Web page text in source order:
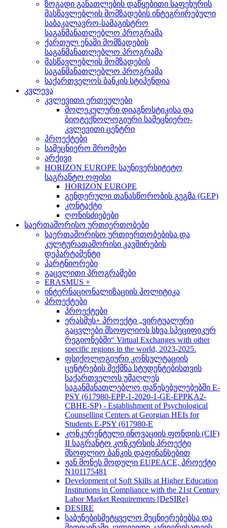
ზოგადი განათლების დაწყებითი საფეხურის
მასწავლებლის მომზადების ინტეგრირებული
საბაკალავრო-სამაგისტრო
საგანმანათლებლო პროგრამა
ქართულ ენაში მომზადების
საგანმანათლებლო პროგრამა
მასწავლებლის მომზადების
საგანმანათლებლო პროგრამა
საქართველოს ბანკის სტიპენდია
კვლევა
კვლევითი ერთეულები
მოლეკულური დიაგნოსტიკისა და
ბიოტექნოლოგიური სამეცნიერო-
კვლევითი ცენტრი
პროექტები
სამეცნიერო შრომები
არქივი
HORIZON EUROPE საუნივერსიტეტო
საგრანტო ოფისი
HORIZON EUROPE
გენდერული თანასწორობის გეგმა (GEP)
კონტაქტი
ღონისძიებები
საერთაშორისო ურთიერთობები
საერთაშორისო ურთიერთობებისა და
კულტურათაშორისი კავშირების
დეპარტამენტი
პარტნიორები
გაცვლითი პროგრამები
ERASMUS +
ინტერნაციონალიზაციის პოლიტიკა
პროექტები
პროექტები
ერასმუს+ პროექტი „ვირტუალური
გაცვლები მსოფლიოს სხვა სპეციფიკურ
რეგიონებში“ Virtual Exchanges with other
specific regions in the world, 2023-2025.
ფსიქოლოგიური კონსულტაციის
ცენტრების შექმნა სტუდენტებისთვის
საქართველოს უმაღლეს
საგანმანათლებლო დაწესებულებებში E-
PSY (617980-EPP-1-2020-1-GE-EPPKA2-
CBHE-SP) - Establishment of Psychological
Counselling Centers at Georgian HEIs for
Students E-PSY (617980-E
კონკურენტული ინოვაციის ფონდის (CIF)
II საგრანტო კონკურსის პროექტი
მსოფლიო ბანკის დაფინანსებით
ჟან მონეს მოდული EUPEACE, პროექტი
N101175481
Development of Soft Skills at Higher Education
Institutions in Compliance with the 21st Century
Labor Market Requirements [DeSIRe]
DESIRE
საბუნებისმეტყველო მეცნიერებებსა და